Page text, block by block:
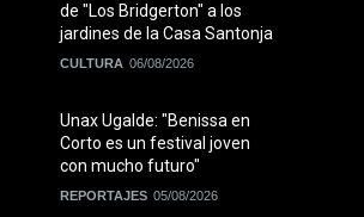
de "Los Bridgerton" a los
jardines de la Casa Santonja
CULTURA 06/08/2026
Unax Ugalde: "Benissa en
Corto es un festival joven
con mucho futuro"
REPORTAJES 05/08/2026